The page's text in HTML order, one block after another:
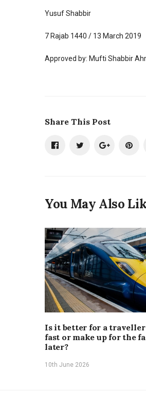
Yusuf Shabbir
7 Rajab 1440 / 13 March 2019
Approved by: Mufti Shabbir
Share This Post
You May Also
Is it better for a
fast or make up for the
later?
10th June 2026